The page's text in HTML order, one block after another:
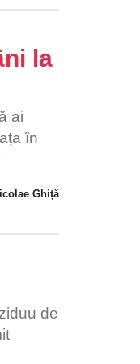
la
ai
în
real.
iar
Ghiță
de